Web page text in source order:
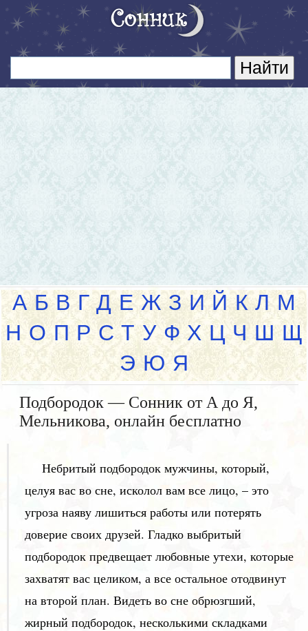
А Б В Г Д Е Ж З И Й К Л М
Н О П Р С Т У Ф Х Ц Ч Ш Щ
Э Ю Я
Подбородок — Сонник от А до Я,
Мельникова, онлайн бесплатно
Небритый подбородок мужчины, который,
целуя вас во сне, исколол вам все лицо, – это
угроза наяву лишиться работы или потерять
доверие своих друзей. Гладко выбритый
подбородок предвещает любовные утехи, которые
захватят вас целиком, а все остальное отодвинут
на второй план. Видеть во сне обрюзгший,
жирный подбородок, несколькими складками